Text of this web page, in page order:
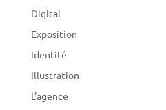
Digital
Exposition
Identité
Illustration
L'agence